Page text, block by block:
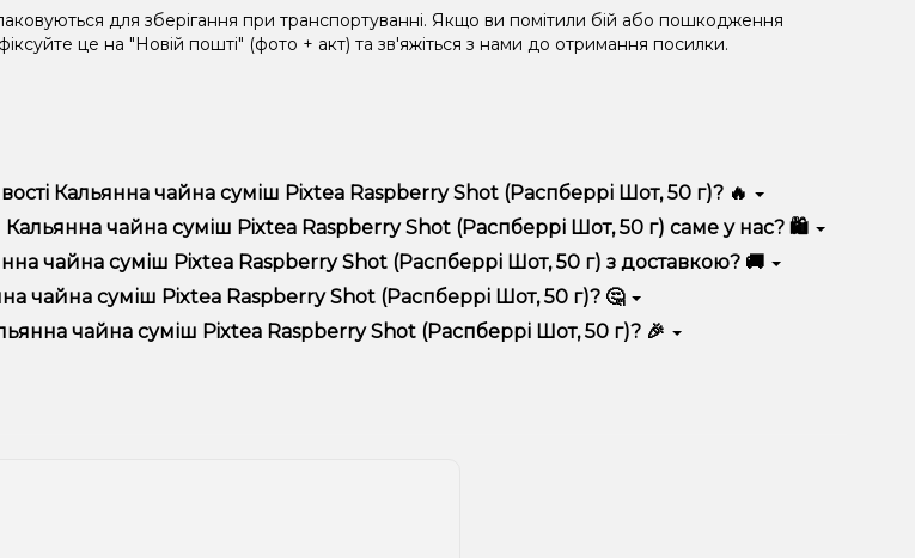
для зберігання при транспортуванні. Якщо ви помітили бій або пошкодження
це на "Новій пошті" (фото + акт) та зв'яжіться з нами до отримання посилки.
Кальянна чайна суміш Pixtea Raspberry Shot (Распберрі Шот, 50 г)? 🔥
Raspberry Shot (Распберрі Шот, 50 г) відрізняється високою якістю, зручністю
чайна суміш Pixtea Raspberry Shot (Распберрі Шот, 50 г) саме у нас? 🛍️
продукцію, широкий асортимент, вигідні ціни та швидку доставку. Крім того, у нас
для клієнтів!
чайна суміш Pixtea Raspberry Shot (Распберрі Шот, 50 г) з доставкою? 🚚
в кілька кліків:
чайна суміш Pixtea Raspberry Shot (Распберрі Шот, 50 г) до кошика.
спосіб оплати та доставки.
чайна суміш Pixtea Raspberry Shot (Распберрі Шот, 50 г)? 🤔
уподобань – наприклад, якщо це кальян, враховуйте розмір, матеріал та тип чаші, якщо
Наші менеджери допоможуть підібрати ідеальний варіант.
чайна суміш Pixtea Raspberry Shot (Распберрі Шот, 50 г)? 🎉
щоб не проґавити вигідні пропозиції!